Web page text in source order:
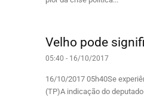
Velho pode
05:40 - 16/10/2017
16/10/2017 05h40Se
(TP)A indicação do